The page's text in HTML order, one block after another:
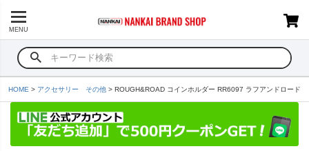
MENU
HOME アクセサリー その他 ROUGH&ROAD コインホルダー RR6097 ラフアンドロード